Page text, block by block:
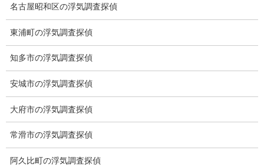
栗
2022-10-06
総合探偵社ミライリサーチ
名古屋昭和区の浮気調査探偵
東浦町の浮気調査探偵
知多市の浮気調査探偵
安城市の浮気調査探偵
大府市の浮気調査探偵
常滑市の浮気調査探偵
阿久比町の浮気調査探偵